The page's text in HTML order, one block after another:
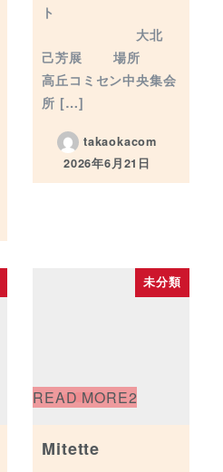
ト
大北
己芳展 場所
高丘コミセン中央集会
所 […]
takaokacom
投稿日
2026年6月21日
未分類
Mitette